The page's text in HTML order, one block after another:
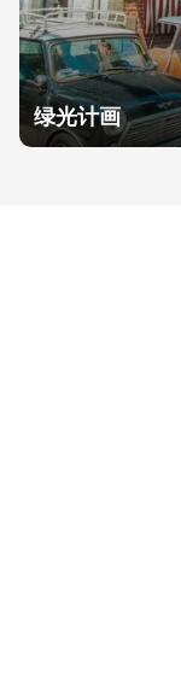
绿光计画